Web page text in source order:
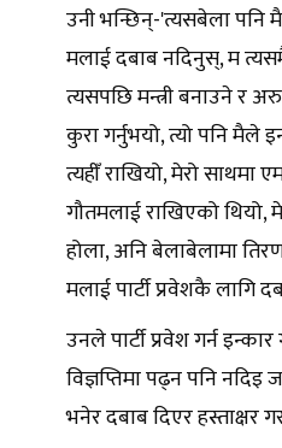
उनी भन्छिन्-'त्यसबेला
मलाई दबाब नदिनुस्, म
त्यसपछि मन्त्री बनाउने र
कुरा गर्नुभयो, त्यो पनि मैले
त्यहीँ राखियो, मेरो साथमा
गौतमलाई राखिएको थियो,
होला, अनि बेलाबेलामा
मलाई पार्टी प्रवेशकै लागि
उनले पार्टी प्रवेश गर्न
विज्ञप्तिमा पढ्न पनि नदिइ
भनेर दबाब दिएर हस्ताक्षर